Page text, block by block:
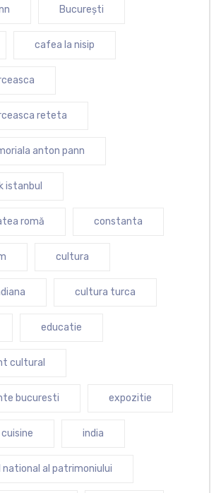
București
cafea la nisip
reteta
anton pann
istanbul
romă constanta
cultura
cultura turca
educatie
cultural
bucuresti expozitie
india
al patrimoniului